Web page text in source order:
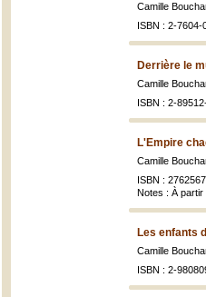
Camille
ISBN : 2-7604-
Derrière le
Camille
ISBN : 2-
L'Empire
Camille
ISBN :
Notes : À partir
Les enfants
Camille
ISBN : 2-